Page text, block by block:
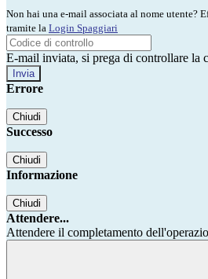
Non hai una e-mail associata al nome utente?
tramite la Login Spaggiari
E-mail inviata, si prega di controllare la
Errore
Chiudi
Successo
Chiudi
Informazione
Chiudi
Attendere...
Attendere il completamento